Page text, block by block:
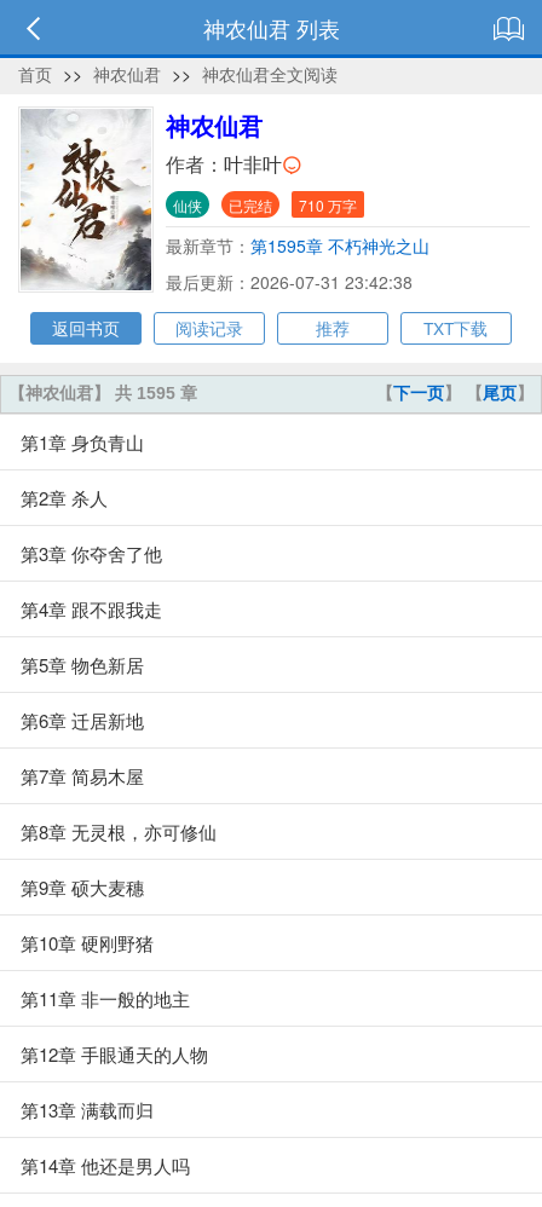
神农仙君 列表
首页 >> 神农仙君 >> 神农仙君全文阅读
神农仙君
作者： 叶非叶
仙侠 已完结 710 万字
最新章节： 第1595章 不朽神光之山
最后更新：2026-07-31 23:42:38
返回书页
阅读记录 推荐 TXT下载
【下一页】 【尾页】
【神农仙君】 共 1595 章
第1章 身负青山
第2章 杀人
第3章 你夺舍了他
第4章 跟不跟我走
第5章 物色新居
第6章 迁居新地
第7章 简易木屋
第8章 无灵根，亦可修仙
第9章 硕大麦穗
第10章 硬刚野猪
第11章 非一般的地主
第12章 手眼通天的人物
第13章 满载而归
第14章 他还是男人吗